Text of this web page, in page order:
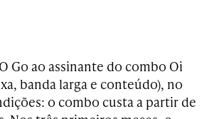
Go ao assinante do combo Oi
banda larga e conteúdo), no
o combo custa a partir de